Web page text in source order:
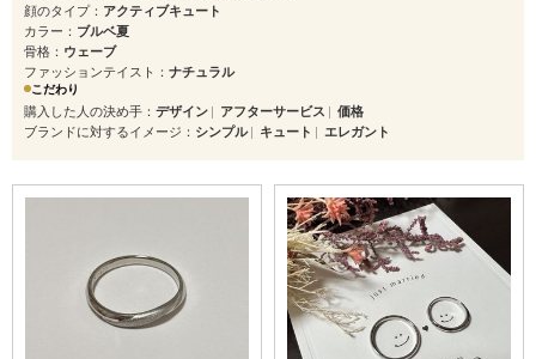
顔のタイプ
アクティブキュート
カラー
ブルベ夏
骨格
ウェーブ
ファッションテイスト
ナチュラル
こだわり
購入した人の決め手 デザイン アフターサービス
価格
ブランドに対するイメージ
シンプル キュート エレガント